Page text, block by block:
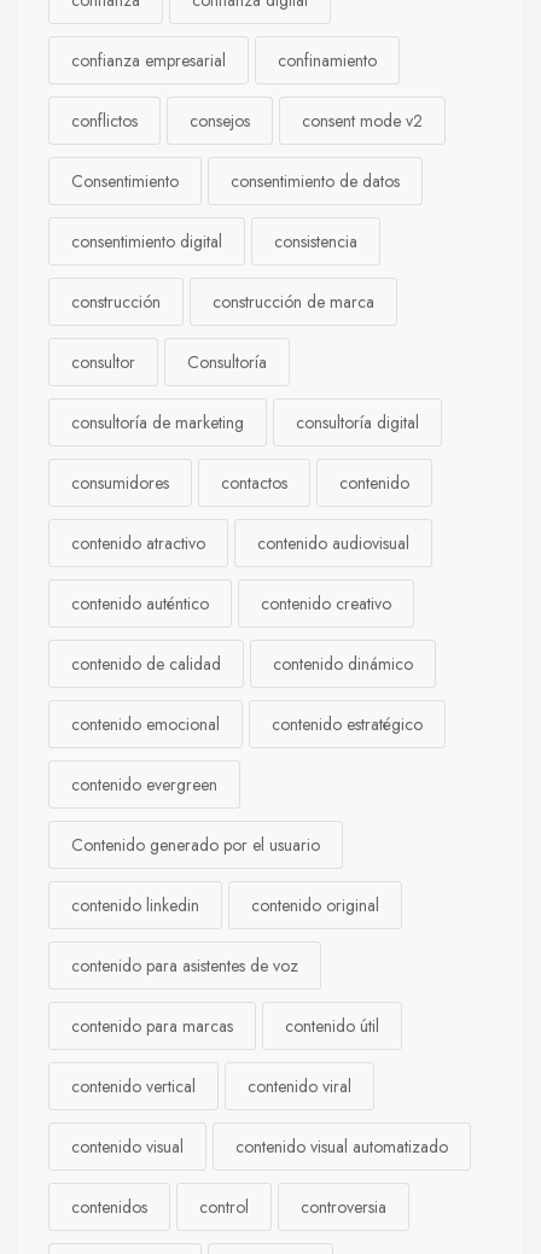
confianza empresarial confinamiento
conflictos consejos consent mode v2
Consentimiento consentimiento de datos
consentimiento digital consistencia
construcción construcción de marca
consultor Consultoría
consultoría de marketing consultoría digital
consumidores contactos contenido
contenido atractivo contenido audiovisual
contenido auténtico contenido creativo
contenido de calidad contenido dinámico
contenido emocional contenido estratégico
contenido evergreen
Contenido generado por el usuario
contenido linkedin contenido original
contenido para asistentes de voz
contenido para marcas contenido útil
contenido vertical contenido viral
contenido visual contenido visual automatizado
contenidos control controversia